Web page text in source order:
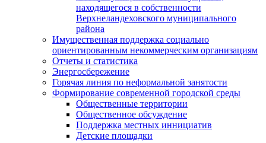
находящегося в собственности
Верхнеландеховского муниципального
района
Имущественная поддержка социально
ориентированным некоммерческим организациям
Отчеты и статистика
Энергосбережение
Горячая линия по неформальной занятости
Формирование современной городской среды
Общественные территории
Общественное обсуждение
Поддержка местных иннициатив
Детские площадки